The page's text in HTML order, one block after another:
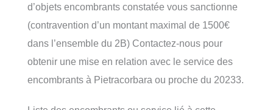
d’objets encombrants constatée vous sanctionne
(contravention d’un montant maximal de 1500€
dans l’ensemble du 2B) Contactez-nous pour
obtenir une mise en relation avec le service des
encombrants à Pietracorbara ou proche du 20233.